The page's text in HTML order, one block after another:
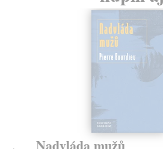
Nadvláda mužů